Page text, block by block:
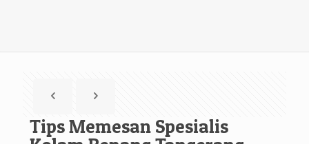
Tips Memesan Spesialis